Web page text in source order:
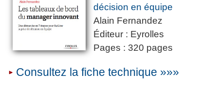
décision en équipe
Alain Fernandez
Éditeur : Eyrolles
Pages : 320 pages
Consultez la fiche technique »»»